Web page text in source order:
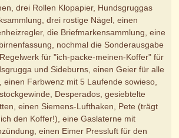
drei Rollen Klopapier, Hundsgruggas
drei rostige Nägel, einen
die Briefmarkensammlung, eine
nochmal die Sonderausgabe
für "ich-packe-meinen-Koffer" für
und Sideburns, einen Geier für alle
einen Farbwenz mit 5 Laufende sowieso,
Desperados, gesiebtelte
einen Siemens-Lufthaken, Pete (trägt
den Koffer!), eine Gaslaterne mit
einen Eimer Pressluft für den